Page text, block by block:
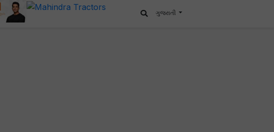
ગુજરાતી